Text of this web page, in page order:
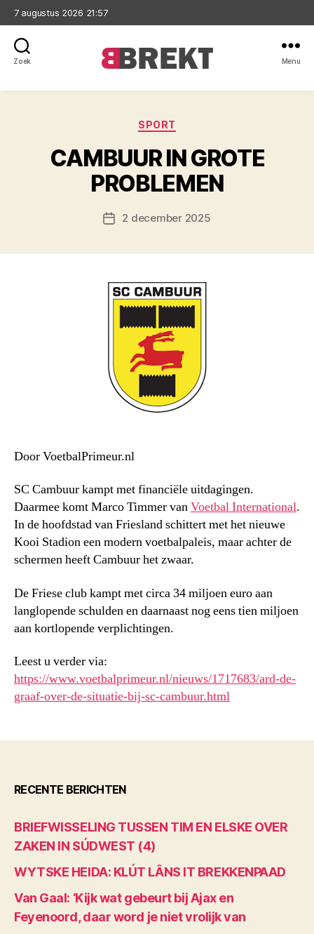
7 augustus 2026 21:57
Zoek Menu
Categorieën
SPORT
CAMBUUR IN GROTE
PROBLEMEN
Berichtdatum
2 december 2025
Door VoetbalPrimeur.nl
SC Cambuur kampt met financiële uitdagingen.
Daarmee komt Marco Timmer vanVoetbal International.
In de hoofdstad van Friesland schittert met het nieuwe
Kooi Stadion een modern voetbalpaleis, maar achter de
schermen heeft Cambuur het zwaar.
De Friese club kampt met circa 34 miljoen euro aan
langlopende schulden en daarnaast nog eens tien miljoen
aan kortlopende verplichtingen.
Leest u verder via:
https://www.voetbalprimeur.nl/nieuws/1717683/ard-de-
graaf-over-de-situatie-bij-sc-cambuur.html
RECENTE BERICHTEN
BRIEFWISSELING TUSSEN TIM EN ELSKE OVER
ZAKEN IN SÚDWEST (4)
WYTSKE HEIDA: KLÚT LÂNS IT BREKKENPAAD
Van Gaal: ‘Kijk wat gebeurt bij Ajax en
Feyenoord, daar word je niet vrolijk van